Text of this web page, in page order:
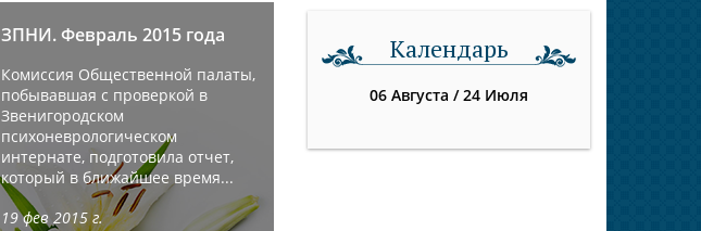
ЗПНИ. Февраль 2015 года
Комиссия Общественной палаты,
побывавшая с проверкой в
Звенигородском
психоневрологическом
интернате, подготовила отчет,
который в ближайшее время...
19 фев 2015 г.
Календарь
06 Августа /24 Июля